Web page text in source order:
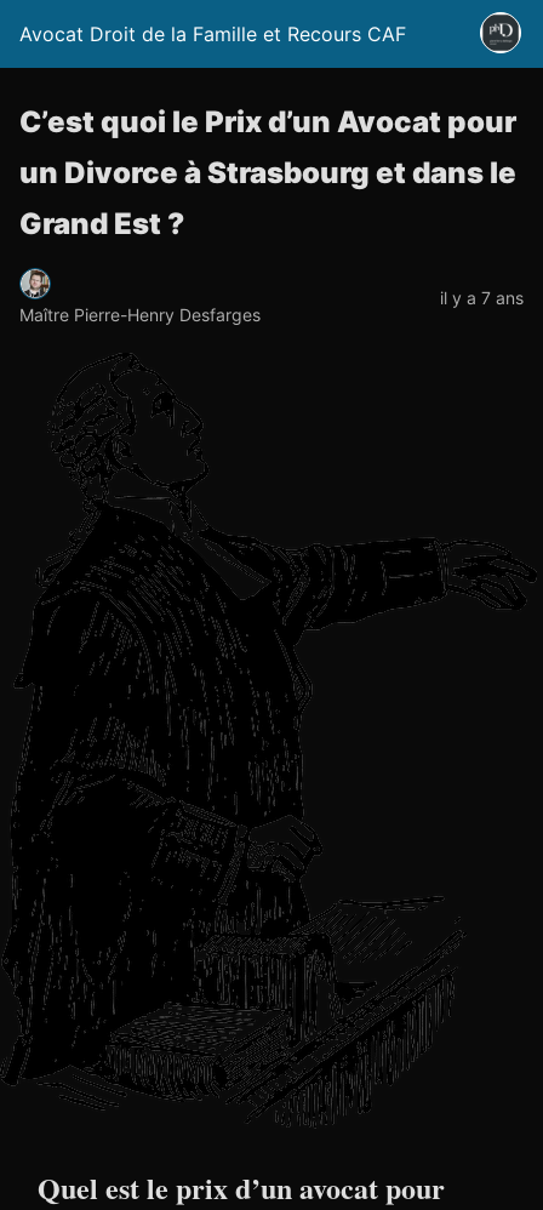
Avocat Droit de la Famille et Recours CAF
C’est quoi le Prix d’un Avocat pour
un Divorce à Strasbourg et dans le
Grand Est ?
Maître Pierre-Henry Desfarges
il y a 7 ans
Quel est le prix d’un avocat pour